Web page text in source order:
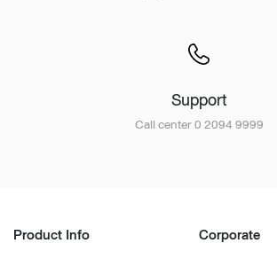
Support
Call center 0 2094 9999
Product Info Corporate